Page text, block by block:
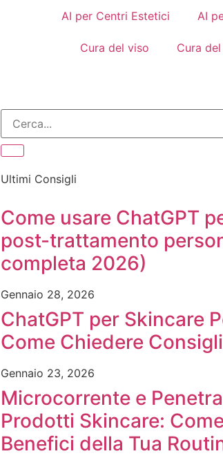
AI per Centri Estetici AI
Cura del viso Cura
Ultimi Consigli
Come usare ChatGPT
post-trattamento
completa 2026)
Gennaio 28, 2026
ChatGPT per Skincare
Come Chiedere
Gennaio 23, 2026
Microcorrente e
Prodotti Skincare:
Benefici della Tua